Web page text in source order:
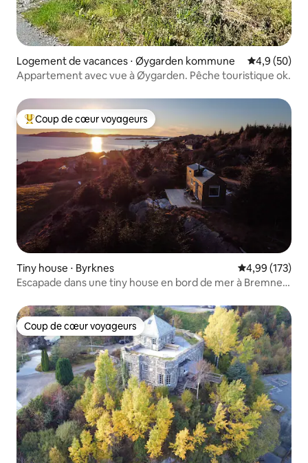
Logement de vacances ⋅ Øygarden kommune Évaluation
4,9 (50)
Appartement avec vue à Øygarden. Pêche touristique ok.
Coups de cœur voyageurs les plus appréciés
Coup de cœur voyageurs
Tiny house ⋅ Byrknes Évaluation
4,99 (173)
Escapade dans une tiny house en bord de mer à Bremnes
Coup de cœur voyageurs
Coup de cœur voyageurs